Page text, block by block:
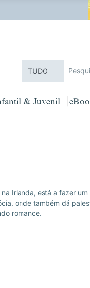
Oferta de
TUDO
& Juvenil
Irlanda, está a fazer
onde também dá
romance.